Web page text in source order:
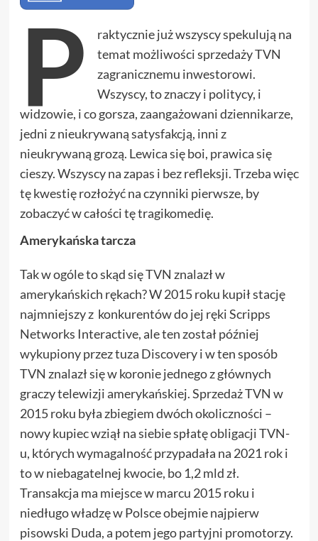
P
raktycznie już wszyscy spekulują na
temat możliwości sprzedaży TVN
zagranicznemu inwestorowi.
Wszyscy, to znaczy i politycy, i
widzowie, i co gorsza, zaangażowani dziennikarze,
jedni z nieukrywaną satysfakcją, inni z
nieukrywaną grozą. Lewica się boi, prawica się
cieszy. Wszyscy na zapas i bez refleksji. Trzeba więc
tę kwestię rozłożyć na czynniki pierwsze, by
zobaczyć w całości tę tragikomedię.
Amerykańska tarcza
Tak w ogóle to skąd się TVN znalazł w
amerykańskich rękach? W 2015 roku kupił stację
najmniejszy z konkurentów do jej ręki Scripps
Networks Interactive, ale ten został później
wykupiony przez tuza Discovery i w ten sposób
TVN znalazł się w koronie jednego z głównych
graczy telewizji amerykańskiej. Sprzedaż TVN w
2015 roku była zbiegiem dwóch okoliczności –
nowy kupiec wziął na siebie spłatę obligacji TVN-
u, których wymagalność przypadała na 2021 rok i
to w niebagatelnej kwocie, bo 1,2 mld zł.
Transakcja ma miejsce w marcu 2015 roku i
niedługo władzę w Polsce obejmie najpierw
pisowski Duda, a potem jego partyjni promotorzy.